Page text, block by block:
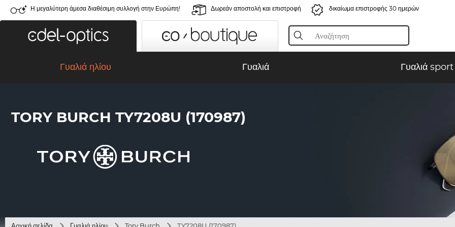
Η μεγαλύτερη άμεσα διαθέσιμη συλλογή στην Ευρώπη! Δωρεάν αποστολή και επιστροφή δικαίωμα επιστροφής 30 ημερών
Γυαλιά ηλίου Γυαλιά Γυαλιά sport
TORY BURCH TY7208U (170987)